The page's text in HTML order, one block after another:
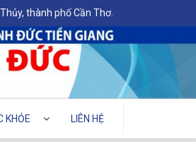
thành phố Cần Thơ.
KHỎE LIÊN HỆ